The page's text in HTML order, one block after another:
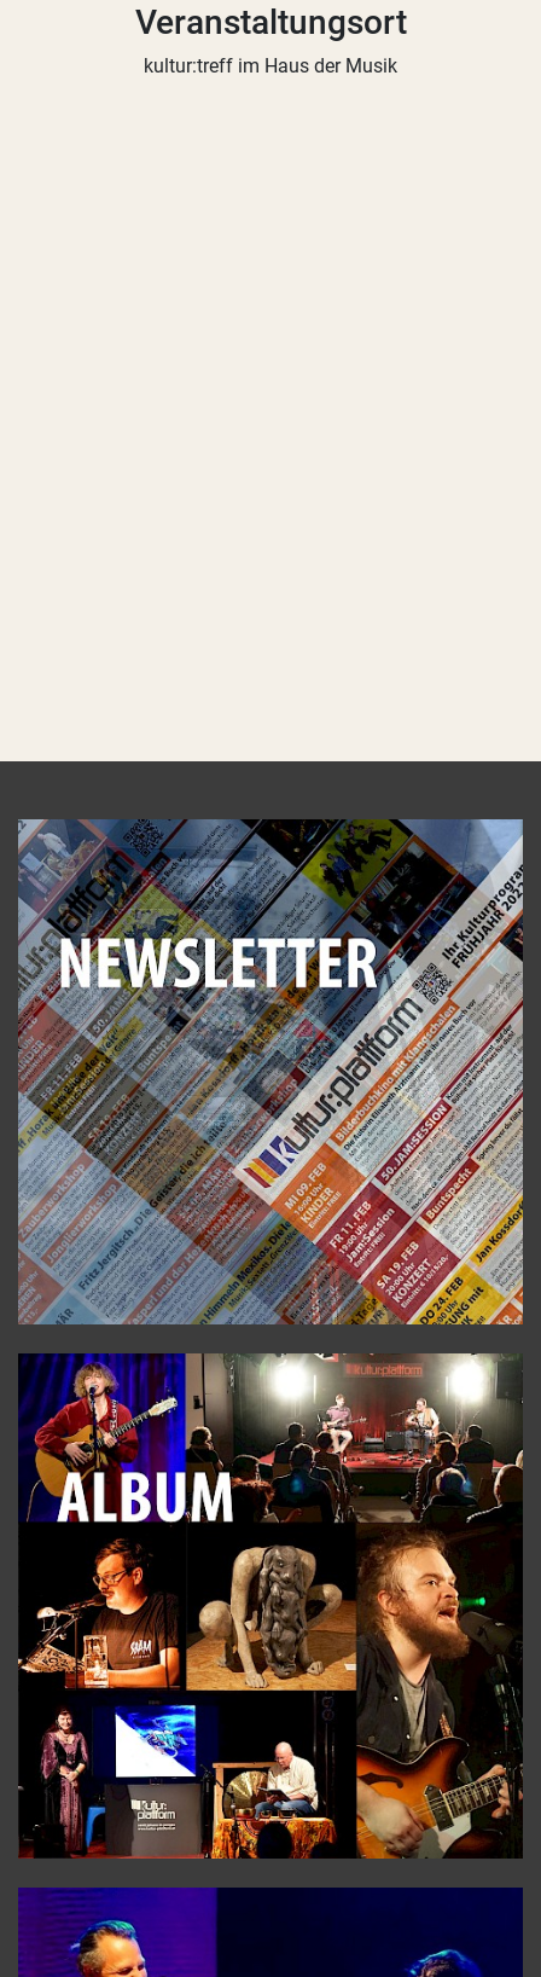
Veranstaltungsort
kultur:treff im Haus der Musik